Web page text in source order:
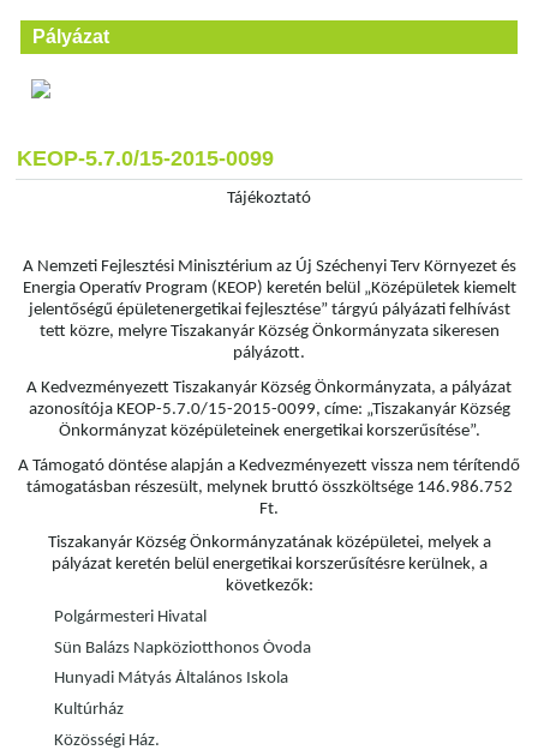
Pályázat
KEOP-5.7.0/15-2015-0099
Tájékoztató
A Nemzeti Fejlesztési Minisztérium az Új Széchenyi Terv Környezet és
Energia Operatív Program (KEOP) keretén belül „Középületek kiemelt
jelentőségű épületenergetikai fejlesztése” tárgyú pályázati felhívást
tett közre, melyre Tiszakanyár Község Önkormányzata sikeresen
pályázott.
A Kedvezményezett Tiszakanyár Község Önkormányzata, a pályázat
azonosítója KEOP-5.7.0/15-2015-0099, címe: „Tiszakanyár Község
Önkormányzat középületeinek energetikai korszerűsítése”.
A Támogató döntése alapján a Kedvezményezett vissza nem térítendő
támogatásban részesült, melynek bruttó összköltsége 146.986.752
Ft.
Tiszakanyár Község Önkormányzatának középületei, melyek a
pályázat keretén belül energetikai korszerűsítésre kerülnek, a
következők:
Polgármesteri Hivatal
Sün Balázs Napköziotthonos Óvoda
Hunyadi Mátyás Általános Iskola
Kultúrház
Közösségi Ház.